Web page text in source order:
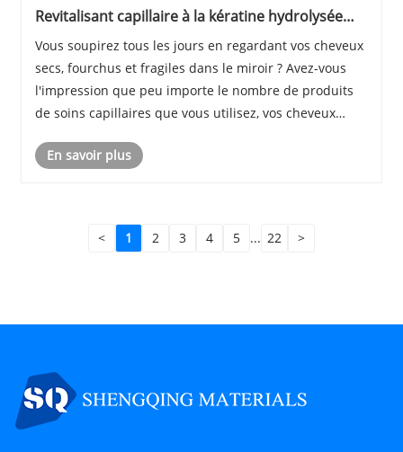
Revitalisant capillaire à la kératine hydrolysée
Vous soupirez tous les jours en regardant vos cheveux
secs, fourchus et fragiles dans le miroir ? Avez-vous
l'impression que peu importe le nombre de produits
de soins capillaires que vous utilisez, vos cheveux
peut-être dans un ingrédient que vous n......
En savoir plus
< 1 2 3 4 5 ... 22 >